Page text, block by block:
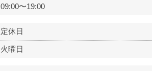
09:00〜19:00
定休日
火曜日